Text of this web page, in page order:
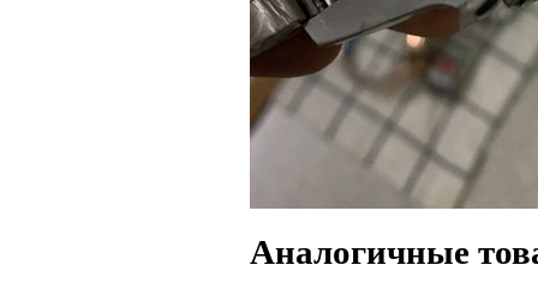
Аналогичные